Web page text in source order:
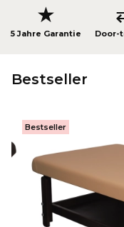
★
5 Jahre Garantie Door-
Bestseller
Bestseller